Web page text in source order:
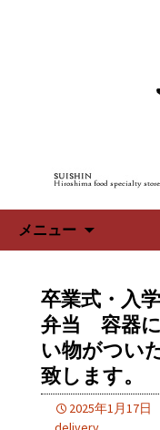
広島、中
心】のブ
メニュー
卒業式・入
弁当 容器
い物がつい
致します。
2025年1月17日